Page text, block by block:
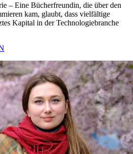
– Eine Bücherfreundin, die über den
kam, glaubt, dass vielfältige
Kapital in der Technologiebranche